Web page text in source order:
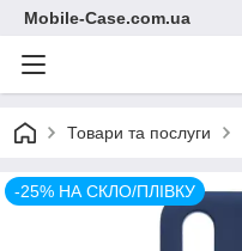
Mobile-Case.com.ua
Товари та послуги
-25% НА СКЛО/ПЛІВКУ